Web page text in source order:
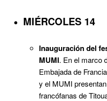
MIÉRCOLES 14
Inauguración del
MUMI. En el marco
Embajada de
y el MUMI
francófanas de